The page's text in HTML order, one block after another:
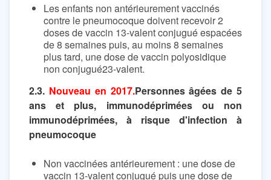
Les enfants non antérieurement vaccinés
contre le pneumocoque doivent recevoir 2
doses de vaccin 13-valent conjugué espacées
de 8 semaines puis, au moins 8 semaines
plus tard, une dose de vaccin polyosidique
non conjugué23-valent.
2.3. Nouveau en 2017.Personnes âgées de 5
ans et plus, immunodéprimées ou non
immunodéprimées, à risque d'infection à
pneumocoque
Non vaccinées antérieurement : une dose de
vaccin 13-valent conjugué puis une dose de